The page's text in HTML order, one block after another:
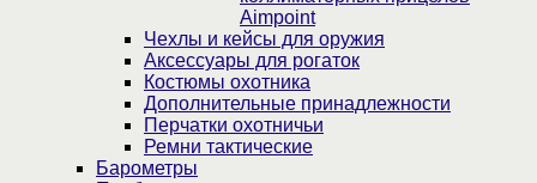
Aimpoint
Чехлы и кейсы для оружия
Аксессуары для рогаток
Костюмы охотника
Дополнительные принадлежности
Перчатки охотничьи
Ремни тактические
Барометры